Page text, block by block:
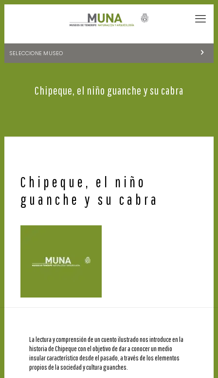
SELECCIONE MUSEO
NATURALEZA Y ARQUEOLOGÍA
Chipeque, el niño guanche y su cabra
Chipeque, el niño
guanche y su cabra
La lectura y comprensión de un cuento ilustrado nos introduce en la
historia de Chipeque con el objetivo de dar a conocer un medio
insular característico desde el pasado, a través de los elementos
propios de la sociedad y cultura guanches.